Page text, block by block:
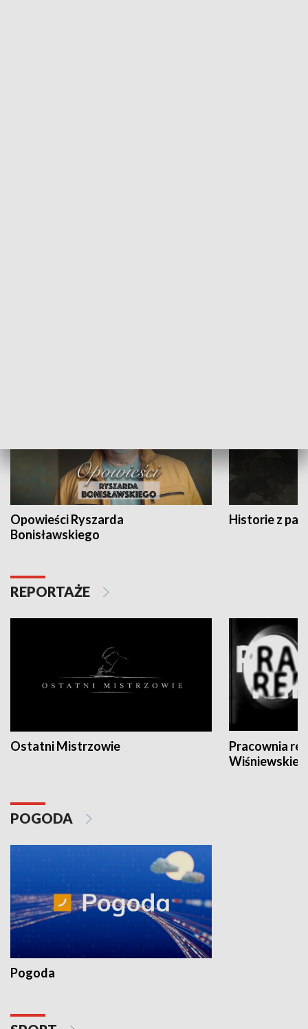
Opowieści Ryszarda
Bonisławskiego
Historie z
REPORTAŻE
Ostatni Mistrzowie
Pracownia
POGODA
Pogoda